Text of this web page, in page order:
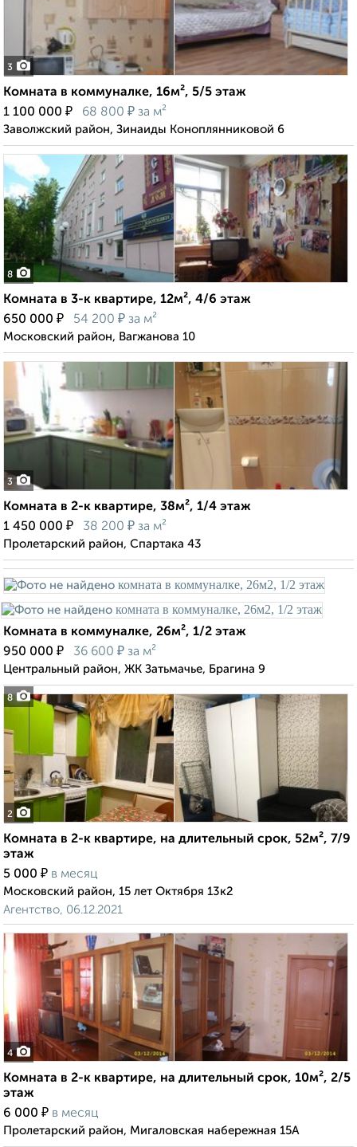
3
Комната в коммуналке, 16м², 5/5 этаж
1 100 000 ₽ 68 800 ₽ за м²
Заволжский район, Зинаиды Коноплянниковой 6
8
Комната в 3-к квартире, 12м², 4/6 этаж
650 000 ₽ 54 200 ₽ за м²
Московский район, Вагжанова 10
3
Комната в 2-к квартире, 38м², 1/4 этаж
1 450 000 ₽ 38 200 ₽ за м²
Пролетарский район, Спартака 43
8
Комната в коммуналке, 26м², 1/2 этаж
950 000 ₽ 36 600 ₽ за м²
Центральный район, ЖК Затьмачье, Брагина 9
2
Комната в 2-к квартире, на длительный срок, 52м², 7/9
этаж
5 000 ₽ в месяц
Московский район, 15 лет Октября 13к2
Агентство, 06.12.2021
4
Комната в 2-к квартире, на длительный срок, 10м², 2/5
этаж
6 000 ₽ в месяц
Пролетарский район, Мигаловская набережная 15А